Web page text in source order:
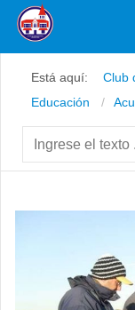
Está aquí: Club
Educación